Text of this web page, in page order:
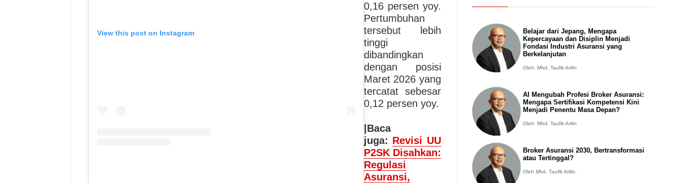
View this post on Instagram
0,16 persen yoy.
Pertumbuhan
tersebut lebih
tinggi
dibandingkan
dengan posisi
Maret 2026 yang
tercatat sebesar
0,12 persen yoy.
|Baca
juga: Revisi UU
P2SK Disahkan:
Regulasi
Asuransi,
Belajar dari Jepang, Mengapa
Kepercayaan dan Disiplin Menjadi
Fondasi Industri Asuransi yang
Berkelanjutan
Oleh: Mhd. Taufik Arifin
AI Mengubah Profesi Broker Asuransi:
Mengapa Sertifikasi Kompetensi Kini
Menjadi Penentu Masa Depan?
Oleh: Mhd. Taufik Arifin
Broker Asuransi 2030, Bertransformasi
atau Tertinggal?
Oleh Mhd. Taufik Arifin,